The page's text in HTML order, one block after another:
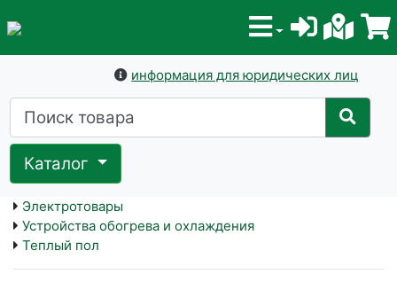
информация для юридических лиц
Каталог
Электротовары
Устройства обогрева и охлаждения
Теплый пол